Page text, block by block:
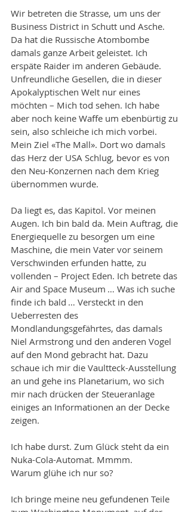
Wir betreten die Strasse, um uns der
Business District in Schutt und Asche.
Da hat die Russische Atombombe
damals ganze Arbeit geleistet. Ich
erspäte Raider im anderen Gebäude.
Unfreundliche Gesellen, die in dieser
Apokalyptischen Welt nur eines
möchten – Mich tod sehen. Ich habe
aber noch keine Waffe um ebenbürtig zu
sein, also schleiche ich mich vorbei.
Mein Ziel «The Mall». Dort wo damals
das Herz der USA Schlug, bevor es von
den Neu-Konzernen nach dem Krieg
übernommen wurde.
Da liegt es, das Kapitol. Vor meinen
Augen. Ich bin bald da. Mein Auftrag, die
Energiequelle zu besorgen um eine
Maschine, die mein Vater vor seinem
Verschwinden erfunden hatte, zu
vollenden – Project Eden. Ich betrete das
Air and Space Museum … Was ich suche
finde ich bald … Versteckt in den
Ueberresten des
Mondlandungsgefährtes, das damals
Niel Armstrong und den anderen Vogel
auf den Mond gebracht hat. Dazu
schaue ich mir die Vaultteck-Ausstellung
an und gehe ins Planetarium, wo sich
mir nach drücken der Steueranlage
einiges an Informationen an der Decke
zeigen.
Ich habe durst. Zum Glück steht da ein
Nuka-Cola-Automat. Mmmm.
Warum glühe ich nur so?
Ich bringe meine neu gefundenen Teile